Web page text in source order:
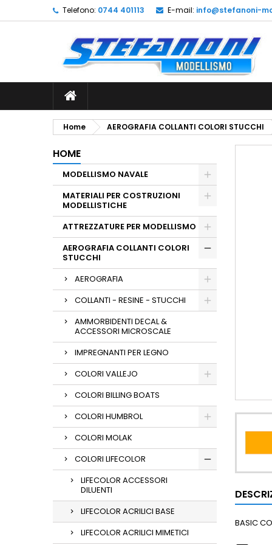
Telefono: 0744 401113 E-mail: info@stefanoni-
Home AEROGRAFIA COLLANTI COLORI STUCCHI
HOME
MODELLISMO NAVALE
MATERIALI PER COSTRUZIONI
MODELLISTICHE
ATTREZZATURE PER MODELLISMO
AEROGRAFIA COLLANTI COLORI
STUCCHI
AEROGRAFIA
COLLANTI - RESINE - STUCCHI
AMMORBIDENTI DECAL &
ACCESSORI MICROSCALE
IMPREGNANTI PER LEGNO
COLORI VALLEJO
COLORI BILLING BOATS
COLORI HUMBROL
COLORI MOLAK
COLORI LIFECOLOR
LIFECOLOR ACCESSORI
DILUENTI
LIFECOLOR ACRILICI BASE
LIFECOLOR ACRILICI MIMETICI
BASIC